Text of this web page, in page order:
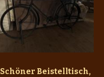
Schöner Beistelltisch,